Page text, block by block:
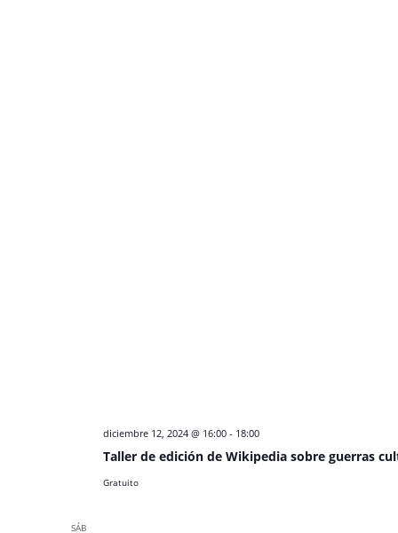
Taller de edición de Wikipedia sobre guerras
diciembre 12, 2024 @ 16:00- 18:00
Gratuito
SÁB